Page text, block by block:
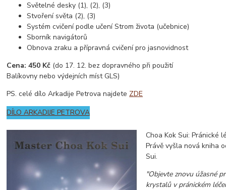
Světelné desky (1), (2), (3)
Stvoření světa (2), (3)
Systém cvičení podle učení Strom života (učebnice)
Sborník navigátorů
Obnova zraku a přípravná cvičení pro jasnovidnost
Cena: 450 Kč (do 17. 12. bez dopravného při použití
Balíkovny nebo výdejních míst GLS)
PS. celé dílo Arkadije Petrova najdete ZDE
DÍLO ARKADIJE PETROVA
Choa Kok Sui: Pránické
Právě vyšla nová kniha
Sui.
"Objevte znovu úžasné
krystalů v pránickém